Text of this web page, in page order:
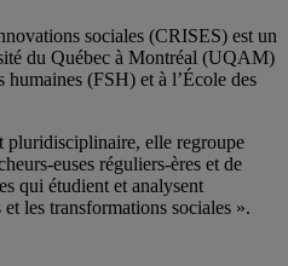
sociales (CRISES) est un
du Québec à Montréal (UQAM)
humaines (FSH) et à l’École des
pluridisciplinaire, elle regroupe
-euses réguliers-ères et de
qui étudient et analysent
les transformations sociales ».